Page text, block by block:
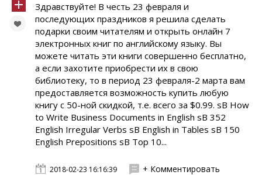
Здравствуйте! В честь 23 февраля и
последующих праздников я решила сделать
подарки своим читателям и открыть онлайн 7
электронных книг по английскому языку. Вы
можете читать эти книги совершенно бесплатно,
а если захотите приобрести их в свою
библиотеку, то в период 23 февраля-2 марта вам
предоставляется возможность купить любую
книгу с 50-ной скидкой, т.е. всего за $0.99. sB How
to Write Business Documents in English sB 352
English Irregular Verbs sB English in Tables sB 150
English Prepositions sB Top 10...
2018-02-23 16:16:39 + Комментировать